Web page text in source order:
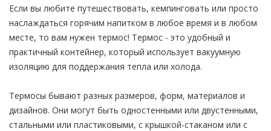
Если вы любите путешествовать, кемпинговать или просто
наслаждаться горячим напитком в любое время и в любом
месте, то вам нужен термос! Термос - это удобный и
практичный контейнер, который использует вакуумную
изоляцию для поддержания тепла или холода.
Термосы бывают разных размеров, форм, материалов и
дизайнов. Они могут быть одностенными или двустенными,
стальными или пластиковыми, с крышкой-стаканом или с